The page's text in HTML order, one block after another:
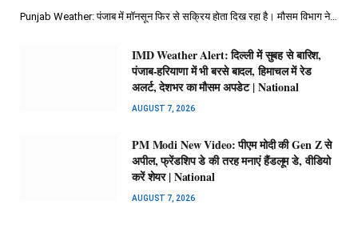
Punjab Weather: पंजाब में मॉनसून फिर से सक्रिय होता दिख रहा है। मौसम विभाग ने…
IMD Weather Alert: दिल्ली में सुबह से बारिश,
पंजाब-हरियाणा में भी बरसे बादल, हिमाचल में रेड
अलर्ट, देशभर का मौसम अपडेट | National
AUGUST 7, 2026
PM Modi New Video: पीएम मोदी की Gen Z से
अपील, फ्रेंडशिप डे की तरह मनाएं हैंडलूम डे, वीडियो
करें शेयर | National
AUGUST 7, 2026